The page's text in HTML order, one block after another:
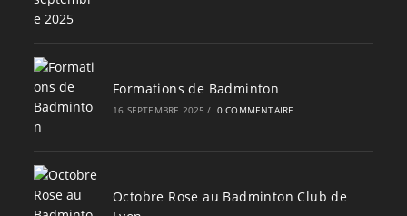
Formations de Badminton
16 SEPTEMBRE 2025 / 0 COMMENTAIRE
Octobre Rose au Badminton Club de